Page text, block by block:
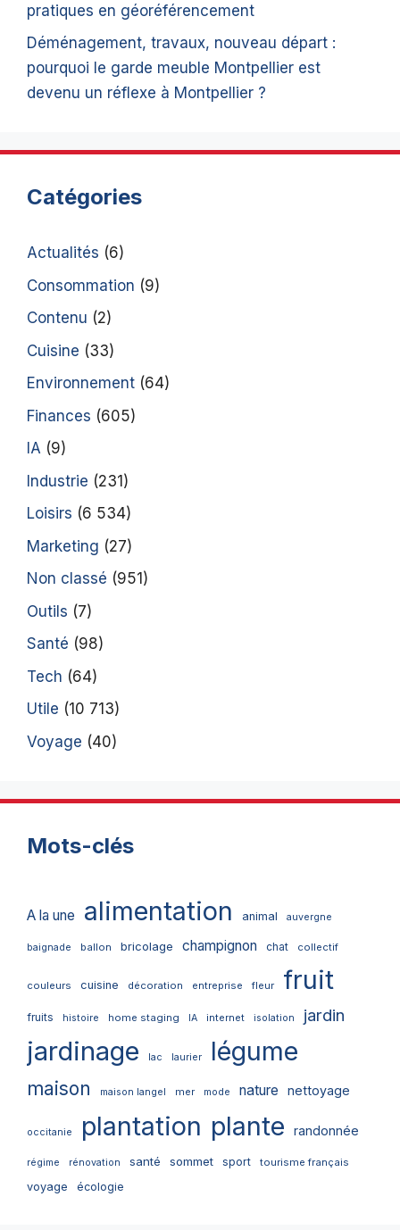
pratiques en géoréférencement
Déménagement, travaux, nouveau départ :
pourquoi le garde meuble Montpellier est
devenu un réflexe à Montpellier ?
Catégories
Actualités (6)
Consommation (9)
Contenu (2)
Cuisine (33)
Environnement (64)
Finances (605)
IA (9)
Industrie (231)
Loisirs (6 534)
Marketing (27)
Non classé (951)
Outils (7)
Santé (98)
Tech (64)
Utile (10 713)
Voyage (40)
Mots-clés
A la une alimentation animal auvergne
baignade ballon bricolage champignon chat collectif
couleurs cuisine décoration entreprise fleur fruit
fruits histoire home staging IA internet isolation jardin
jardinage lac laurier légume
maison maison langel mer mode nature nettoyage
occitanie plantation plante randonnée
régime rénovation santé sommet sport tourisme français
voyage écologie